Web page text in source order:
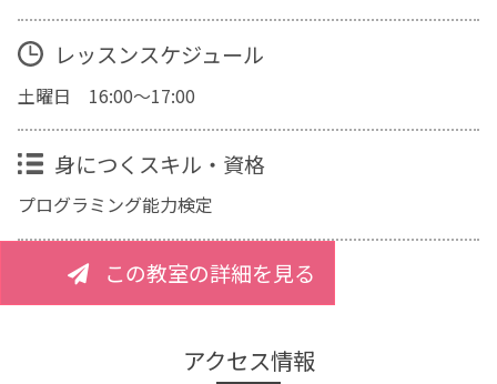
レッスンスケジュール
土曜日 16:00～17:00
身につくスキル・資格
プログラミング能力検定
この教室の詳細を見る
アクセス情報